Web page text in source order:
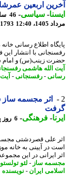
اربعین عمرشان
-سیاسی-
12:40
اطلاع رسانی خانه
با انتشار این
زینب(س) و امام
الله هاشمی رفسنجانی-
-رفسنجانی-آیت الله
اثر مجسمه ساز
-فرهنگی-6 روز پیش - جمعه 9 مرداد 1405، 13:55
علی قصردشتی مجسمه
در آیینی به خانه موزه
ایرانی در این مجموعه
ساز -لئو تولستوی-
ایران - نویسنده